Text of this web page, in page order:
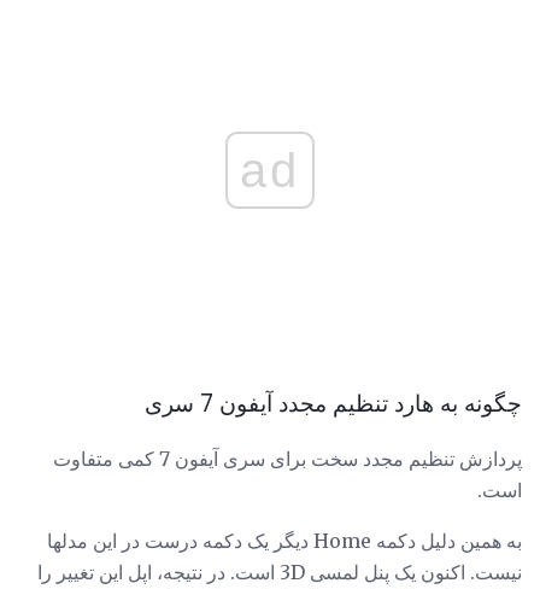
ad
چگونه به هارد تنظیم مجدد آیفون 7 سری
پردازش تنظیم مجدد سخت برای سری آیفون 7 کمی متفاوت
است.
به همین دلیل دکمه Home دیگر یک دکمه درست در این مدلها
نیست. اکنون یک پنل لمسی 3D است. در نتیجه، اپل این تغییر را